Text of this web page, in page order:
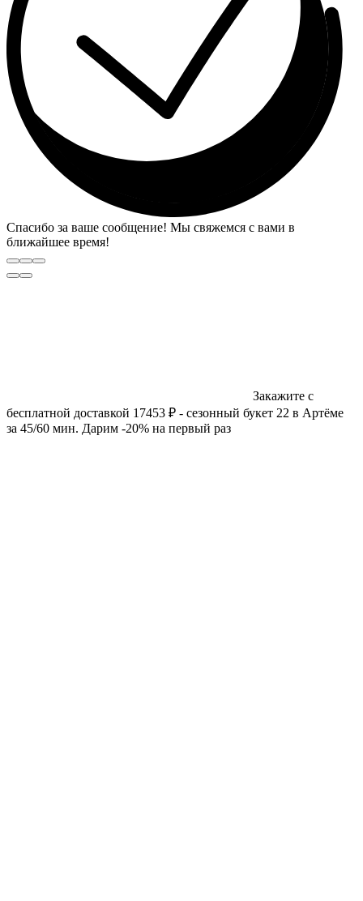
Спасибо за ваше сообщение! Мы свяжемся с вами в
ближайшее время!
Закажите с
бесплатной доставкой 17453 ₽ - сезонный букет 22 в Артёме
за 45/60 мин. Дарим -20% на первый раз